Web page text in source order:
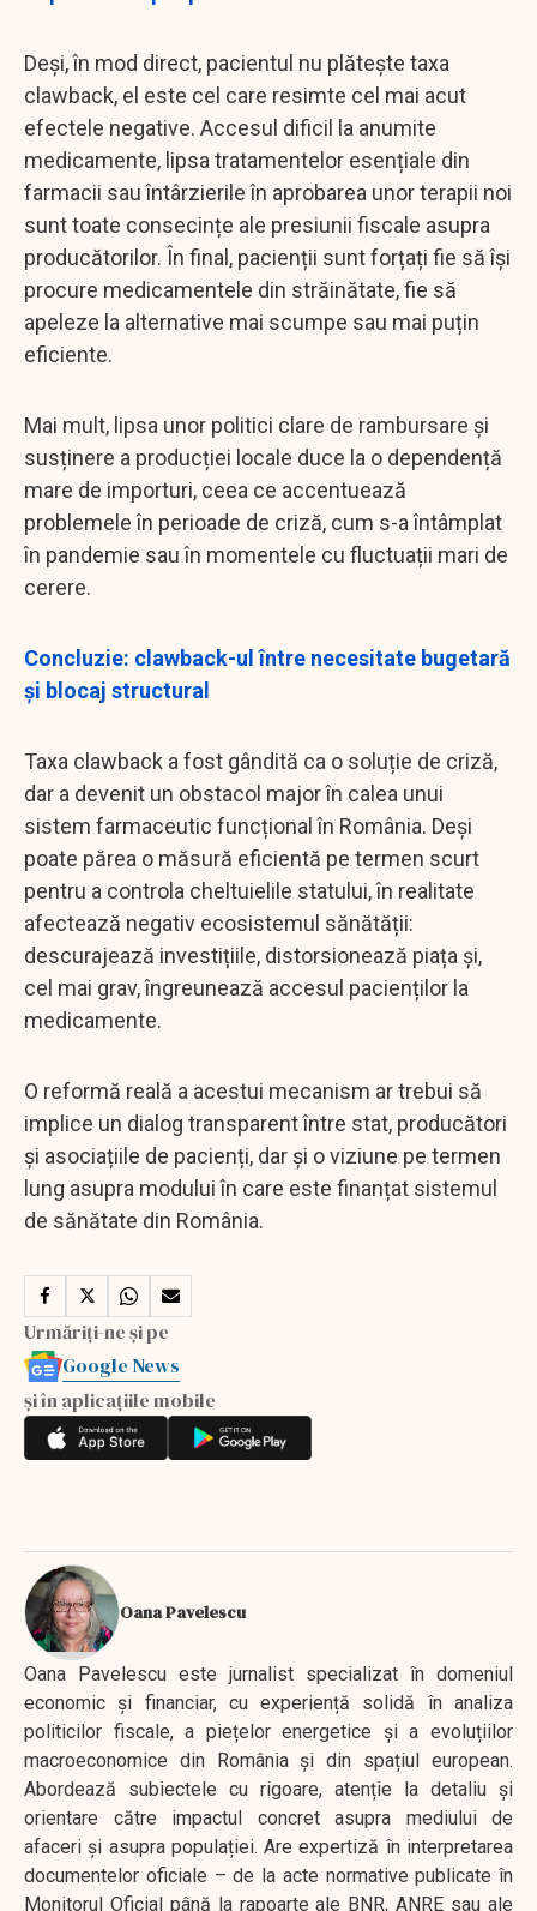
Deși, în mod direct, pacientul nu plătește taxa
clawback, el este cel care resimte cel mai acut
efectele negative. Accesul dificil la anumite
medicamente, lipsa tratamentelor esențiale din
farmacii sau întârzierile în aprobarea unor terapii noi
sunt toate consecințe ale presiunii fiscale asupra
producătorilor. În final, pacienții sunt forțați fie să își
procure medicamentele din străinătate, fie să
apeleze la alternative mai scumpe sau mai puțin
eficiente.
Mai mult, lipsa unor politici clare de rambursare și
susținere a producției locale duce la o dependență
mare de importuri, ceea ce accentuează
problemele în perioade de criză, cum s-a întâmplat
în pandemie sau în momentele cu fluctuații mari de
cerere.
Concluzie: clawback-ul între necesitate bugetară
și blocaj structural
Taxa clawback a fost gândită ca o soluție de criză,
dar a devenit un obstacol major în calea unui
sistem farmaceutic funcțional în România. Deși
poate părea o măsură eficientă pe termen scurt
pentru a controla cheltuielile statului, în realitate
afectează negativ ecosistemul sănătății:
descurajează investițiile, distorsionează piața și,
cel mai grav, îngreunează accesul pacienților la
medicamente.
O reformă reală a acestui mecanism ar trebui să
implice un dialog transparent între stat, producători
și asociațiile de pacienți, dar și o viziune pe termen
lung asupra modului în care este finanțat sistemul
de sănătate din România.
Urmăriți-ne și pe
Google News
și în aplicațiile mobile
Oana Pavelescu
Oana Pavelescu este jurnalist specializat în domeniul
economic și financiar, cu experiență solidă în analiza
politicilor fiscale, a piețelor energetice și a evoluțiilor
macroeconomice din România și din spațiul european.
Abordează subiectele cu rigoare, atenție la detaliu și
orientare către impactul concret asupra mediului de
afaceri și asupra populației. Are expertiză în interpretarea
documentelor oficiale – de la acte normative publicate în
Monitorul Oficial până la rapoarte ale BNR, ANRE sau ale